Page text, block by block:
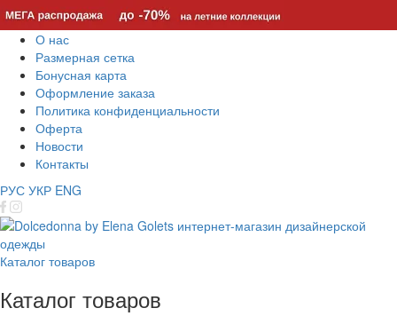
О нас
Размерная сетка
Бонусная карта
Оформление заказа
Политика конфиденциальности
Оферта
Новости
Контакты
РУС УКР ENG
Каталог товаров
Каталог товаров